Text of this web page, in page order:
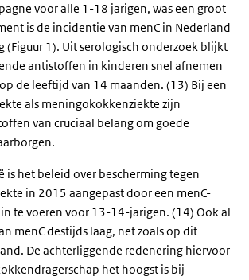
voor alle 1-18 jarigen, was een groot
is de incidentie van menC in Nederland
(Figuur 1). Uit serologisch onderzoek blijkt
antistoffen in kinderen snel afnemen
de leeftijd van 14 maanden. (13) Bij een
als meningokokkenziekte zijn
van cruciaal belang om goede
is het beleid over bescherming tegen
in 2015 aangepast door een menC-
te voeren voor 13-14-jarigen. (14) Ook al
menC destijds laag, net zoals op dit
De achterliggende redenering hiervoor
het hoogst is bij